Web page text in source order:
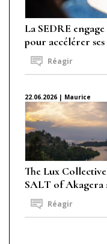
La SEDRE
pour accélérer
Réagir
22.06.2026 | Maurice
The Lux
SALT of Akagera
Réagir